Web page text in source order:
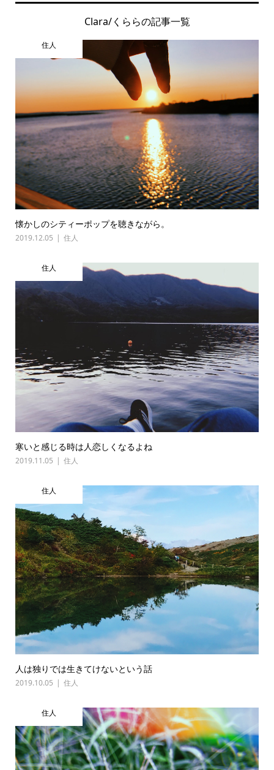
Clara/くららの記事一覧
住人
懐かしのシティーポップを聴きながら。
2019.12.05 住人
住人
寒いと感じる時は人恋しくなるよね
2019.11.05 住人
住人
人は独りでは生きてけないという話
2019.10.05 住人
住人